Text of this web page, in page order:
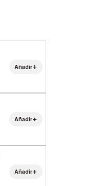
Añadir+
Añadir+
Añadir+